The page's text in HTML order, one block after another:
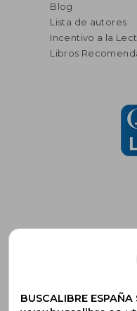
Blog
Lista de autores
Incentivo a la
Libros
Suscríbete
BUSCALIBRE ESPAÑA